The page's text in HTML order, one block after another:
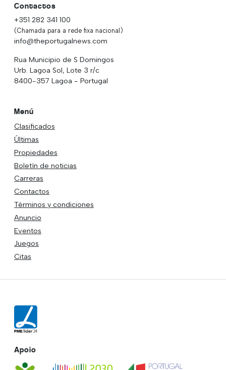
Contactos
+351 282 341 100
(Chamada para a rede fixa nacional)
info@theportugalnews.com
Rua Municipio de S Domingos
Urb. Lagoa Sol, Lote 3 r/c
8400-357 Lagoa - Portugal
Menú
Clasificados
Últimas
Propiedades
Boletín de noticias
Carreras
Contactos
Términos y condiciones
Anuncio
Eventos
Juegos
Citas
Apoio